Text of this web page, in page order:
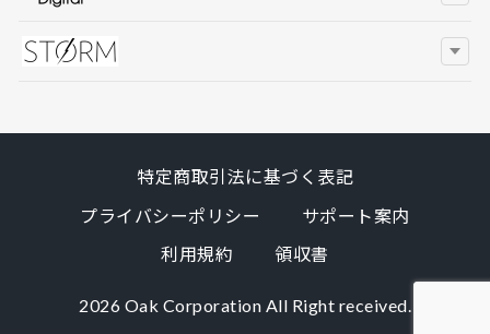
特定商取引法に基づく表記
プライバシーポリシー
サポート案内
利用規約
領収書
2026 Oak Corporation All Right received.